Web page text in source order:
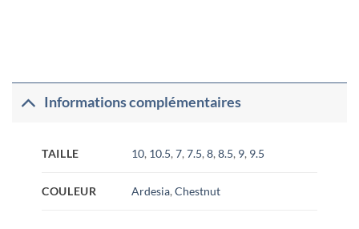
Informations complémentaires
TAILLE 10, 10.5, 7, 7.5, 8, 8.5, 9, 9.5
COULEUR Ardesia, Chestnut